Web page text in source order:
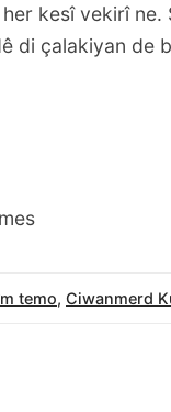
kesî vekirî
di çalakiyan de
temo, Ciwanmerd